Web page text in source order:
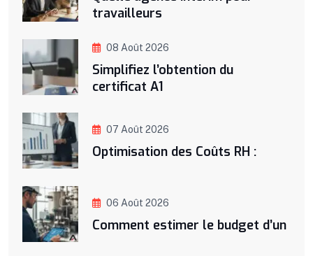
travailleurs
08 Août 2026
Simplifiez l’obtention du
certificat A1
07 Août 2026
Optimisation des Coûts RH :
06 Août 2026
Comment estimer le budget d’un